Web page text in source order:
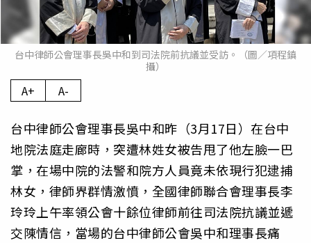
台中律師公會理事長吳中和到司法院前抗議並受訪。（圖／項程鎮
攝）
A+ A-
台中律師公會理事長吳中和昨（3月17日）在台中
地院法庭走廊時，突遭林姓女被告甩了他左臉一巴
掌，在場中院的法警和院方人員竟未依現行犯逮捕
林女，律師界群情激憤，全國律師聯合會理事長李
玲玲上午率領公會十餘位律師前往司法院抗議並遞
交陳情信，當場的台中律師公會吳中和理事長痛